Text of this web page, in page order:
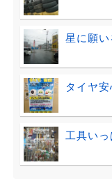
星に願い
タイヤ
工具いっ